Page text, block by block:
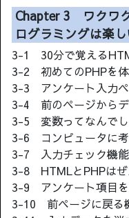
Chapter 3 ワクワ
ログラミングは楽し
3-1 30分で覚える
3-2 初めてのPHPを体
3-3 アンケート入力ペ
3-4 前のページからデ
3-5 変数ってなんでし
3-6 コンピュータに考
3-7 入力チェック機能
3-8 HTMLとPHPはぜ
3-9 アンケート項目を
3-10 前ページに戻る